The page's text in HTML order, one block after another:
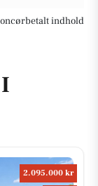
indhold
2.095.000 kr